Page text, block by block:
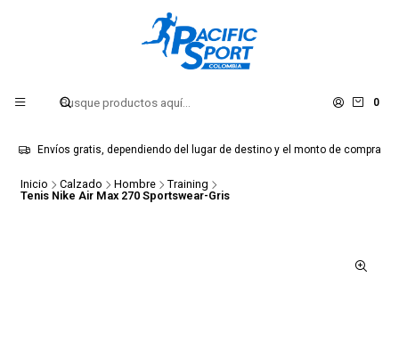
0
Envíos gratis, dependiendo del lugar de destino y el monto de compra
Inicio Calzado Hombre
Training
Tenis Nike Air Max 270 Sportswear-Gris